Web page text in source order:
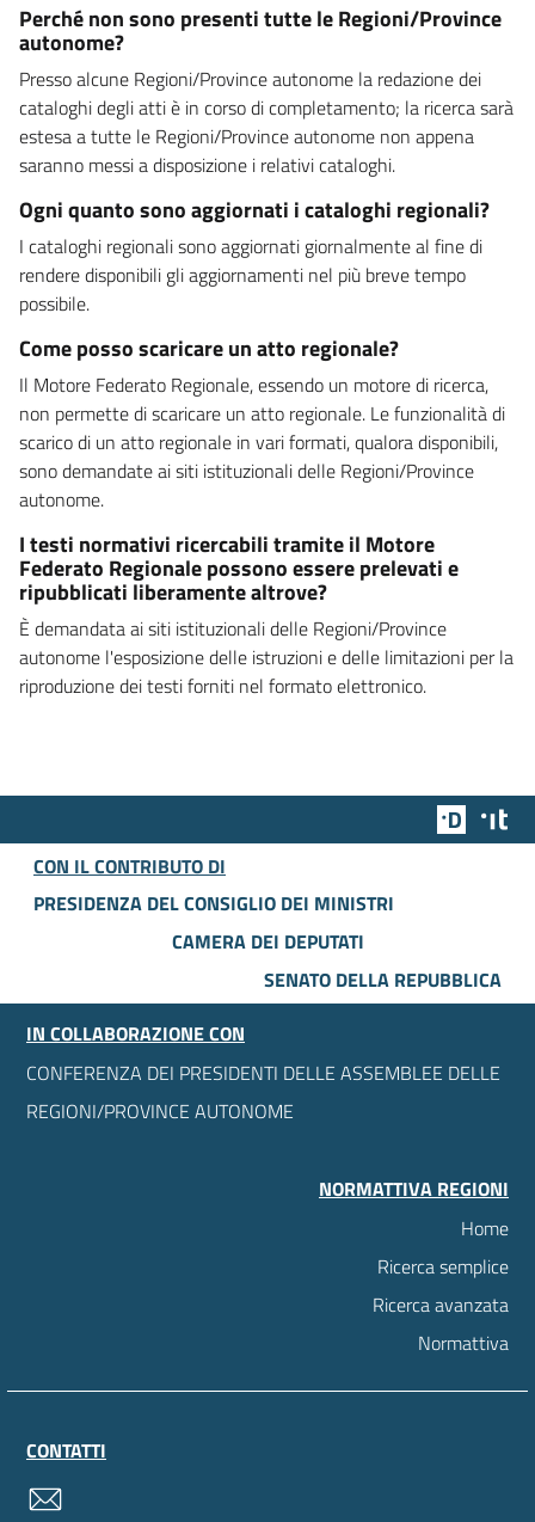
Perché non sono presenti tutte le Regioni/Province
autonome?
Presso alcune Regioni/Province autonome la redazione dei
cataloghi degli atti è in corso di completamento; la ricerca sarà
estesa a tutte le Regioni/Province autonome non appena
saranno messi a disposizione i relativi cataloghi.
Ogni quanto sono aggiornati i cataloghi regionali?
I cataloghi regionali sono aggiornati giornalmente al fine di
rendere disponibili gli aggiornamenti nel più breve tempo
possibile.
Come posso scaricare un atto regionale?
Il Motore Federato Regionale, essendo un motore di ricerca,
non permette di scaricare un atto regionale. Le funzionalità di
scarico di un atto regionale in vari formati, qualora disponibili,
sono demandate ai siti istituzionali delle Regioni/Province
autonome.
I testi normativi ricercabili tramite il Motore
Federato Regionale possono essere prelevati e
ripubblicati liberamente altrove?
È demandata ai siti istituzionali delle Regioni/Province
autonome l'esposizione delle istruzioni e delle limitazioni per la
riproduzione dei testi forniti nel formato elettronico.
Team
CON IL CONTRIBUTO DI
PRESIDENZA DEL CONSIGLIO DEI MINISTRI
CAMERA DEI DEPUTATI
SENATO DELLA REPUBBLICA
IN COLLABORAZIONE CON
CONFERENZA DEI PRESIDENTI DELLE ASSEMBLEE DELLE
REGIONI/PROVINCE AUTONOME
NORMATTIVA REGIONI
Home
Ricerca semplice
Ricerca avanzata
Normattiva
CONTATTI